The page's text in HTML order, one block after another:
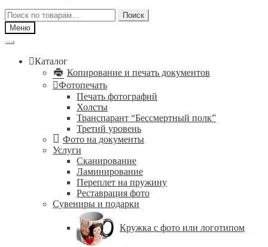
Искать:
Поиск
Меню
Каталог
Копирование и печать документов
Фотопечать
Печать фотографий
Холсты
Транспарант “Бессмертный полк”
Третий уровень
Фото на документы
Услуги
Сканирование
Ламинирование
Переплет на пружину
Реставрация фото
Сувениры и подарки
Кружка с фото или логотипом